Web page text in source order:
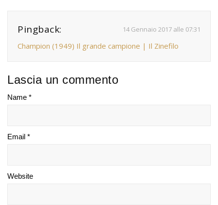
Pingback: 14 Gennaio 2017 alle 07:31
Champion (1949) Il grande campione | Il Zinefilo
Lascia un commento
Name *
Email *
Website